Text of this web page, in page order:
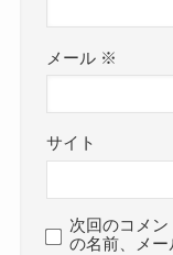
メール ※
サイト
次回のコメ
の名前、メー